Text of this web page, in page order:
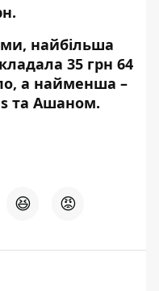
найбільша
35 грн 64
а найменша –
та Ашаном.
😆 😡